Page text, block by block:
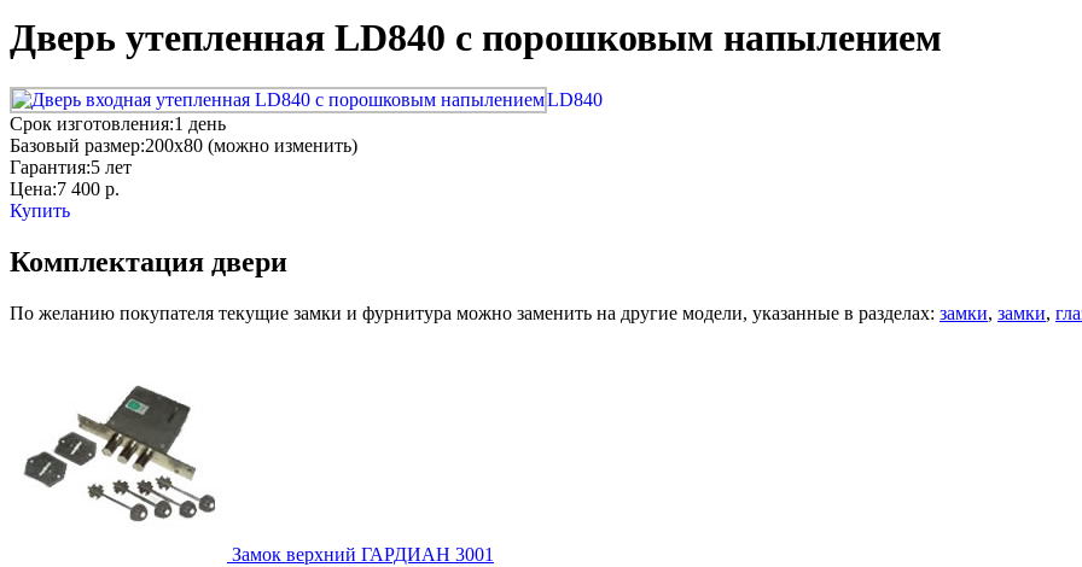
Дверь утепленная LD840 с порошковым напылением
LD840
Срок изготовления:1 день
Базовый размер:200x80 (можно изменить)
Гарантия:5 лет
Цена:7 400 р.
Купить
Комплектация двери
По желанию покупателя текущие замки и фурнитура можно заменить на другие модели, указанные в разделах: замки, замки,
Замок верхний ГАРДИАН 3001